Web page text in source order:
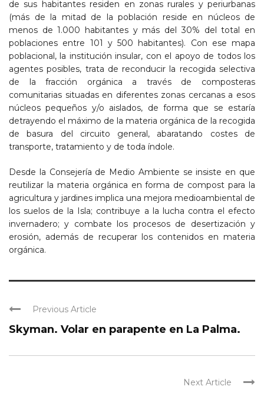
de sus habitantes residen en zonas rurales y periurbanas
(más de la mitad de la población reside en núcleos de
menos de 1.000 habitantes y más del 30% del total en
poblaciones entre 101 y 500 habitantes). Con ese mapa
poblacional, la institución insular, con el apoyo de todos los
agentes posibles, trata de reconducir la recogida selectiva
de la fracción orgánica a través de composteras
comunitarias situadas en diferentes zonas cercanas a esos
núcleos pequeños y/o aislados, de forma que se estaría
detrayendo el máximo de la materia orgánica de la recogida
de basura del circuito general, abaratando costes de
transporte, tratamiento y de toda índole.
Desde la Consejería de Medio Ambiente se insiste en que
reutilizar la materia orgánica en forma de compost para la
agricultura y jardines implica una mejora medioambiental de
los suelos de la Isla; contribuye a la lucha contra el efecto
invernadero; y combate los procesos de desertización y
erosión, además de recuperar los contenidos en materia
orgánica.
Previous Article
Skyman. Volar en parapente en La Palma.
Next Article